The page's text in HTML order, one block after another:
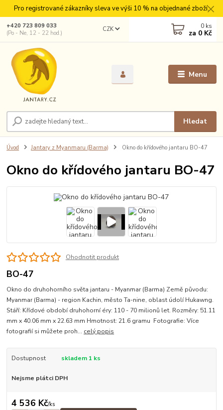
Pro registrované zákazníky sleva ve výši 10 % na objednané zboží.
Menu
CZK
Hledat
+420 723 809 033
(Po - Ne, 12 - 22 hod.)
0 ks
za 0 Kč
Úvod Jantary z Myanmaru (Barma) Okno do křídového jantaru BO-47
Okno do křídového jantaru BO-47
Ohodnotit produkt
BO-47
Okno do druhohorního světa jantaru - Myanmar (Barma) Země původu:
Myanmar (Barma) - region Kachin, město Ta-nine, oblast údolí Hukawng.
Stáří: Křídové období druhohorní éry: 110 - 70 milionů let. Rozměry: 51.11
mm x 40.06 mm x 22.63 mm Hmotnost: 21.6 gramu Fotografie: Více
fotografií si můžete proh... celý popis
Dostupnost skladem 1 ks
Nejsme plátci DPH
4 536 Kč/ks